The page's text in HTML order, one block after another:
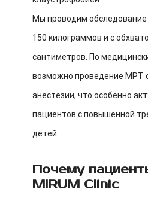
Мы проводим
150 килограммов и с
сантиметров. По
возможно проведение МРТ
анестезии, что особенно
пациентов с повышенной
детей.
Почему
MIRUM Clinic